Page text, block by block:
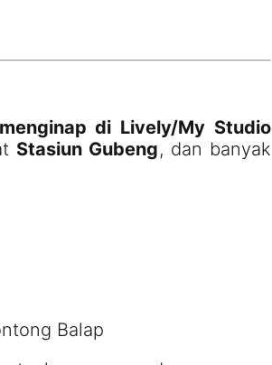
menginap di Lively/My Studio
Stasiun Gubeng, dan banyak
Balap